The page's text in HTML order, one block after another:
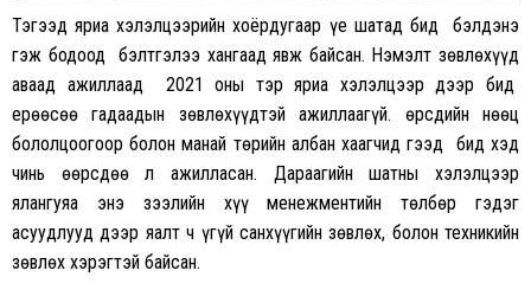
Тэгээд яриа хэлэлцээрийн хоёрдугаар үе шатад бид бэлдэнэ
гэж бодоод бэлтгэлээ хангаад явж байсан. Нэмэлт зөвлөхүүд
аваад ажиллаад 2021 оны тэр яриа хэлэлцээр дээр бид
ерөөсөө гадаадын зөвлөхүүдтэй ажиллаагүй. Өөрсдийн нөөц
бололцоогоор болон манай төрийн албан хаагчид гээд бид хэд
чинь өөрсдөө л ажилласан. Дараагийн шатны хэлэлцээр
ялангуяа энэ зээлийн хүү менежментийн төлбөр гэдэг
асуудлууд дээр яалт ч үгүй санхүүгийн зөвлөх, болон техникийн
зөвлөх хэрэгтэй байсан.